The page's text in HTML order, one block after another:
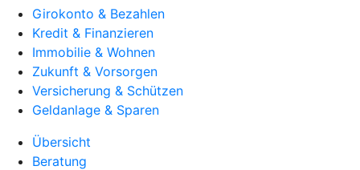
Girokonto & Bezahlen
Kredit & Finanzieren
Immobilie & Wohnen
Zukunft & Vorsorgen
Versicherung & Schützen
Geldanlage & Sparen
Übersicht
Beratung